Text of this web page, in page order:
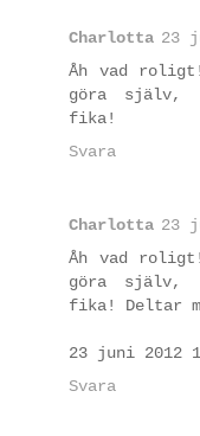
Charlotta 23
Åh vad
göra själv,
fika!
Svara
Charlotta 23
Åh vad
göra själv,
fika! Deltar
23 juni 2012
Svara